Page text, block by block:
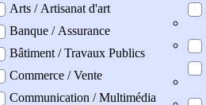
Arts / Artisanat d'art
Banque / Assurance
Bâtiment / Travaux Publics
Commerce / Vente
Communication / Multimédia